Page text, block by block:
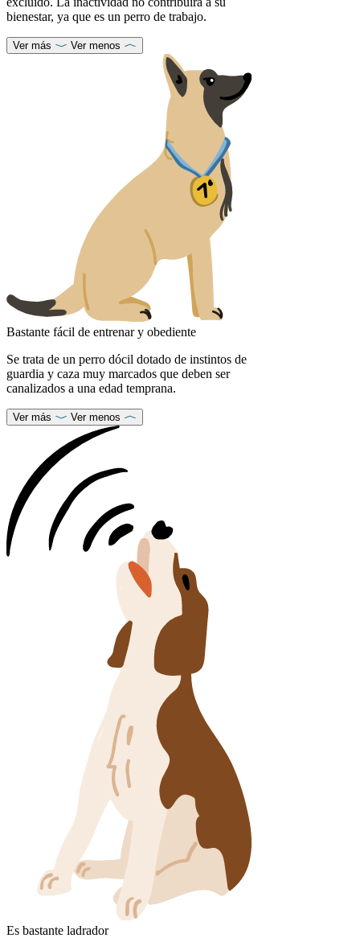
bienestar, ya que es un perro de trabajo.
Ver más Ver menos
Bastante fácil de entrenar y obediente
Se trata de un perro dócil dotado de instintos de
guardia y caza muy marcados que deben ser
canalizados a una edad temprana.
Ver más Ver menos
Es bastante ladrador